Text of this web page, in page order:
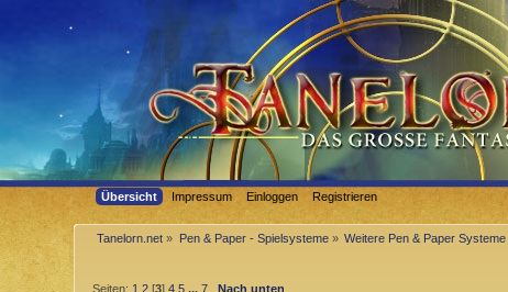
Übersicht Impressum Einloggen Registrieren
Tanelorn.net » Pen & Paper - Spielsysteme» Weitere Pen & Paper Systeme
Seiten: 1 2 [3]4 5 ...7 Nach unten